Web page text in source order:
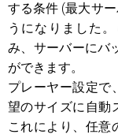
する条件 (最大サ
うになりました
み、サーバーにバ
ができます。
プレーヤー設定で
望のサイズに自動
これにより、任意